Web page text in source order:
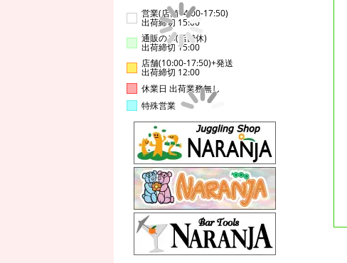
営業(店舗14:00-17:50)
出荷締切 15:00
通販のみ(店舗休)
出荷締切 15:00
店舗(10:00-17:50)+発送
出荷締切 12:00
休業日 出荷業務無し
特殊営業